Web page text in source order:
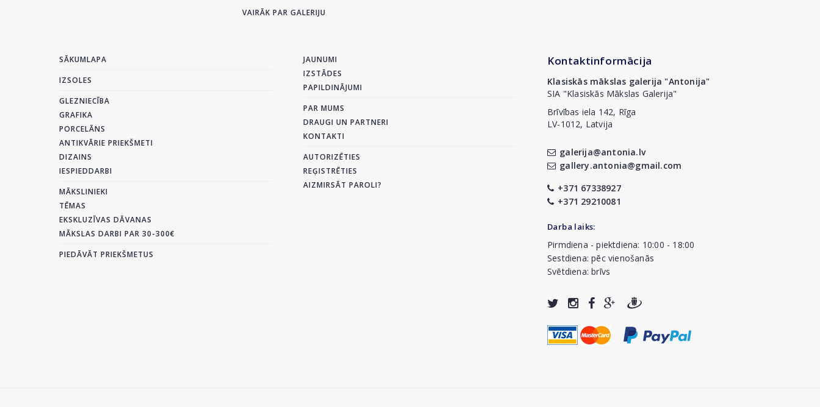
VAIRĀK PAR GALERIJU
SĀKUMLAPA
IZSOLES
GLEZNIECĪBA
GRAFIKA
PORCELĀNS
ANTIKVĀRIE PRIEKŠMETI
DIZAINS
IESPIEDDARBI
MĀKSLINIEKI
TĒMAS
EKSKLUZĪVAS DĀVANAS
MĀKSLAS DARBI PAR 30-300€
PIEDĀVĀT PRIEKŠMETUS
JAUNUMI
IZSTĀDES
PAPILDINĀJUMI
PAR MUMS
DRAUGI UN PARTNERI
KONTAKTI
AUTORIZĒTIES
REĢISTRĒTIES
AIZMIRSĀT PAROLI?
Kontaktinformācija
Klasiskās mākslas galerija "Antonija"
SIA "Klasiskās Mākslas Galerija"
Brīvības iela 142, Rīga
LV-1012, Latvija
galerija@antonia.lv
gallery.antonia@gmail.com
+371 67338927
+371 29210081
Darba laiks:
Pirmdiena - piektdiena: 10:00 - 18:00
Sestdiena: pēc vienošanās
Svētdiena: brīvs